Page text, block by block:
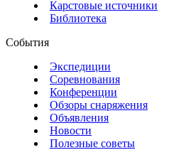
Карстовые источники
Библиотека
События
Экспедиции
Соревнования
Конференции
Обзоры снаряжения
Объявления
Новости
Полезные советы